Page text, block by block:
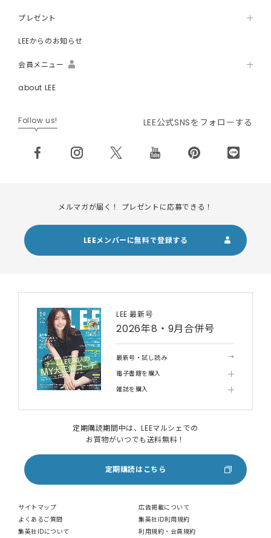
プレゼント
LEEからのお知らせ
会員メニュー
about LEE
Follow us! LEE公式SNSをフォローする
メルマガが届く！ プレゼントに応募できる！
LEEメンバーに無料で登録する
LEE 最新号
2026年8・9月合併号
最新号・試し読み
電子書籍を購入
雑誌を購入
定期購読期間中は、LEEマルシェでの
お買物がいつでも送料無料！
定期購読はこちら
サイトマップ
広告掲載について
よくあるご質問
集英社ID利用規約
集英社IDについて
利用規約・会員規約